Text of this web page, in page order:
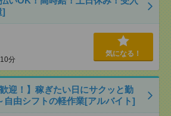
]
分
気になる！
迎！】稼ぎたい日にサクッと勤
自由シフトの軽作業[アルバイト]